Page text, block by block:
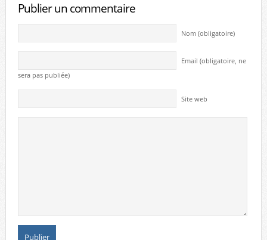
Publier un commentaire
Nom (obligatoire)
Email (obligatoire, ne
sera pas publiée)
Site web